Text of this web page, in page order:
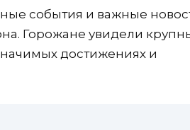
события и важные
Горожане увидели
достижениях и